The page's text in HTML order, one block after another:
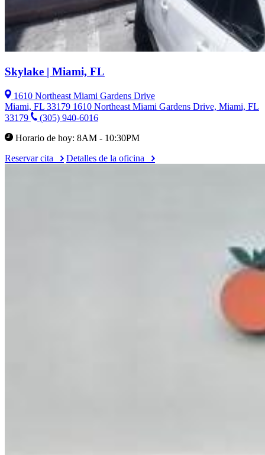
Skylake | Miami, FL
1610 Northeast Miami Gardens Drive
Miami, FL 33179 1610 Northeast Miami Gardens Drive, Miami, FL
33179
(305) 940-6016
Horario de hoy: 8AM - 10:30PM
Reservar cita
Detalles de la oficina